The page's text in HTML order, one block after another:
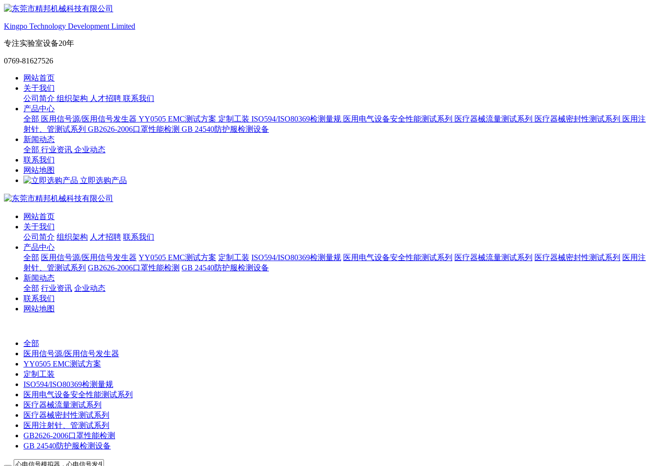
Kingpo Technology Development Limited
专注实验室设备20年
0769-81627526
网站首页
关于我们
公司简介 组织架构 人才招聘 联系我们
产品中心
全部 医用信号源/医用信号发生器 YY0505 EMC测试方案 定制工装 ISO594/ISO80369检测量规 医用电气设备安全性能测试系列 医疗器械流量测试系列 医疗器械密封性测试系列 医用注
射针、管测试系列 GB2626-2006口罩性能检测 GB 24540防护服检测设备
新闻动态
全部 行业资讯 企业动态
联系我们
网站地图
立即选购产品
网站首页
关于我们
公司简介 组织架构 人才招聘 联系我们
产品中心
全部 医用信号源/医用信号发生器 YY0505 EMC测试方案 定制工装 ISO594/ISO80369检测量规 医用电气设备安全性能测试系列 医疗器械流量测试系列 医疗器械密封性测试系列 医用注
射针、管测试系列 GB2626-2006口罩性能检测 GB 24540防护服检测设备
新闻动态
全部 行业资讯 企业动态
联系我们
网站地图
全部
医用信号源/医用信号发生器
YY0505 EMC测试方案
定制工装
ISO594/ISO80369检测量规
医用电气设备安全性能测试系列
医疗器械流量测试系列
医疗器械密封性测试系列
医用注射针、管测试系列
GB2626-2006口罩性能检测
GB 24540防护服检测设备